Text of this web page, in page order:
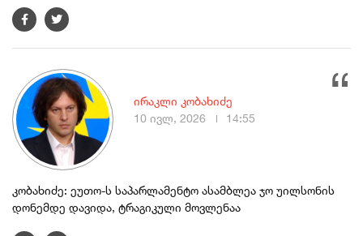
კობახიძე: ეუთო-ს საპარლამენტო ასამბლეა ჯო უილსონის
დონემდე დავიდა, ტრაგიკული მოვლენაა
ირაკლი კობახიძე
10 ივლ, 2026
14:55